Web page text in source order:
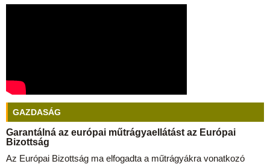
GAZDASÁG
Garantálná az európai műtrágyaellátást az Európai
Bizottság
Az Európai Bizottság ma elfogadta a műtrágyákra vonatkozó